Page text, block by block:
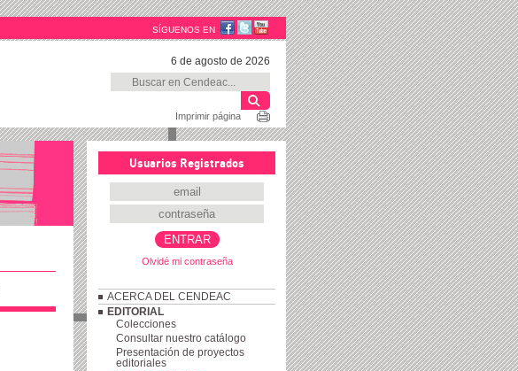
SÍGUENOS EN
6 de agosto de 2026
Imprimir página
Usuarios Registrados
Olvidé mi contraseña
ACERCA DEL CENDEAC
EDITORIAL
Colecciones
Consultar nuestro catálogo
Presentación de proyectos
editoriales